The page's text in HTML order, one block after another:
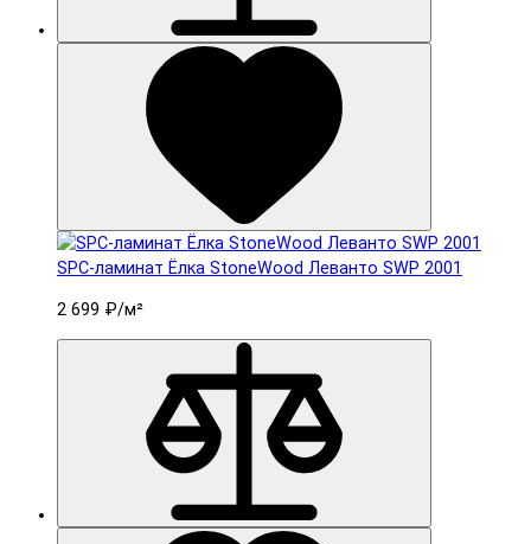
SPC-ламинат Ëлка StoneWood Леванто SWP 2001
2 699 ₽/м²